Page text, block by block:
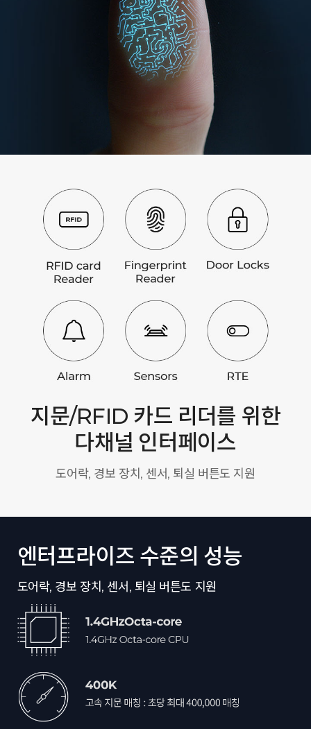
지문/RFID 카드 리더를 위한
다채널 인터페이스
도어락, 경보 장치, 센서, 퇴실 버튼도 지원
엔터프라이즈 수준의 성능
도어락, 경보 장치, 센서, 퇴실 버튼도 지원